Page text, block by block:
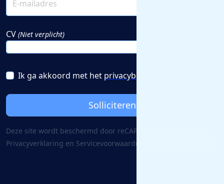
CV (Niet verplicht)
Ik ga akkoord met het privacybeleid
Solliciteren
Deze site wordt beschermd door reCAPTCHA en de Google
Privacy­verklaring en Servicevoorwaarden